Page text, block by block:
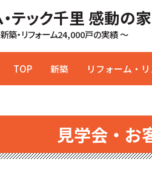
テック千里 感動の家
築・リフォーム24,000戸の実績 ～
TOP 新築 リフォーム・
見学会・お